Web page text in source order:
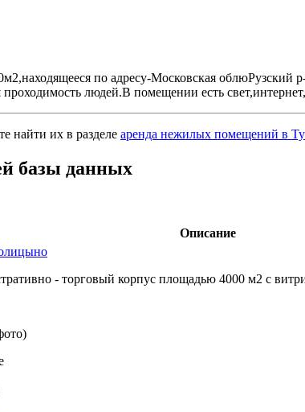
по адресу-Московская
людей.В помещении есть
найти их в разделе аренда нежилых помещений в
базы данных
Описание
- торговый корпус площадью 4000 м2 с